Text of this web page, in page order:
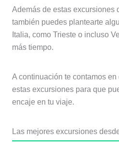
Además de estas excursiones
también puedes plantearte
Italia, como Trieste o incluso
más tiempo.
A continuación te contamos
estas excursiones para que
encaje en tu viaje.
Las mejores excursiones